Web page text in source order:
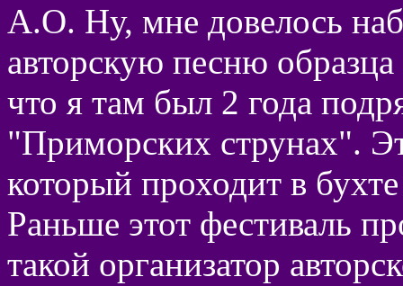
А.О. Ну, мне довелось
авторскую песню
что я там был 2 года
"Приморских струнах".
который проходит в
Раньше этот фестиваль
такой организатор